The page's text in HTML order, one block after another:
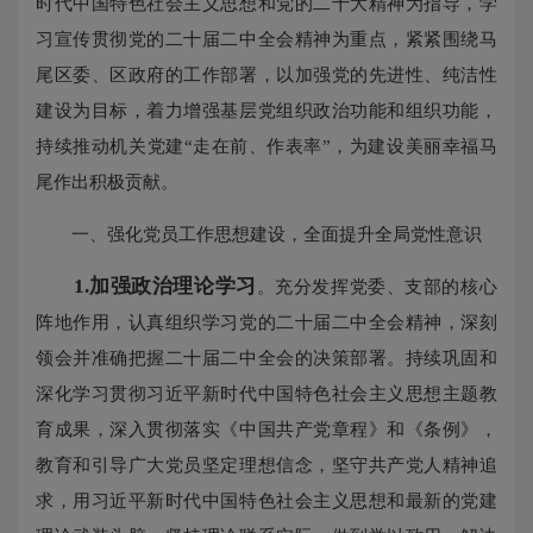
习宣传贯彻党的二十届二中全会精神为重点，紧紧围绕马
尾区委、区政府的工作部署，以加强党的先进性、纯洁性
建设为目标，着力增强基层党组织政治功能和组织功能，
持续推动机关党建“走在前、作表率”，为建设美丽幸福马
尾作出积极贡献。
一、强化党员工作思想建设，全面提升全局党性意识
1.加强政治理论学习 。充分发挥党委、支部的核心
阵地作用，认真组织学习党的二十届二中全会精神，深刻
领会并准确把握二十届二中全会的决策部署。持续巩固和
深化学习贯彻习近平新时代中国特色社会主义思想主题教
育成果，深入贯彻落实《中国共产党章程》和《条例》，
教育和引导广大党员坚定理想信念，坚守共产党人精神追
求，用习近平新时代中国特色社会主义思想和最新的党建